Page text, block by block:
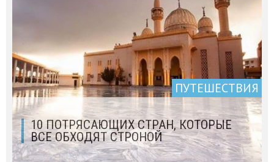
ПУТЕШЕСТВИЯ
10 ПОТРЯСАЮЩИХ СТРАН, КОТОРЫЕ
ВСЕ ОБХОДЯТ СТРОНОЙ